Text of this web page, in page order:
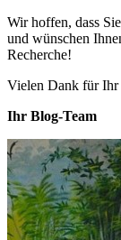
Wir hoffen, dass
und wünschen
Recherche!
Vielen Dank für Ihr
Ihr Blog-Team